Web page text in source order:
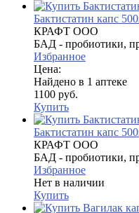
Бактистатин капс
КРАФТ ООО
БАД - пробиотики,
Избранное
Цена:
Найдено в 1 аптеке
1100 руб.
Купить
Бактистатин капс
КРАФТ ООО
БАД - пробиотики,
Избранное
Нет в наличии
Купить